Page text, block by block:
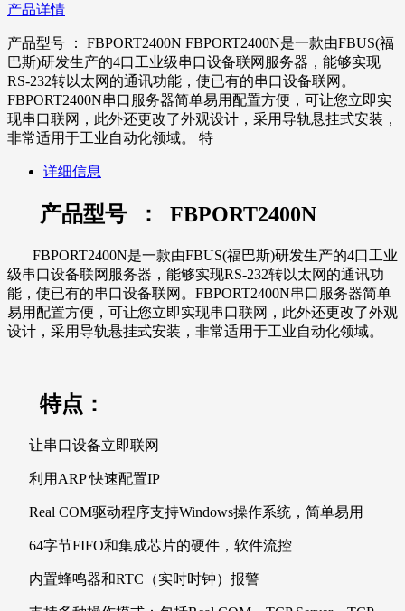
产品详情
产品型号 ： FBPORT2400N FBPORT2400N是一款由FBUS(福
巴斯)研发生产的4口工业级串口设备联网服务器，能够实现
RS-232转以太网的通讯功能，使已有的串口设备联网。
FBPORT2400N串口服务器简单易用配置方便，可让您立即实
现串口联网，此外还更改了外观设计，采用导轨悬挂式安装，
非常适用于工业自动化领域。 特
详细信息
产品型号 ： FBPORT2400N
FBPORT2400N是一款由FBUS(福巴斯)研发生产的4口工业
级串口设备联网服务器，能够实现RS-232转以太网的通讯功
能，使已有的串口设备联网。FBPORT2400N串口服务器简单
易用配置方便，可让您立即实现串口联网，此外还更改了外观
设计，采用导轨悬挂式安装，非常适用于工业自动化领域。
特点：
让串口设备立即联网
利用ARP 快速配置IP
Real COM驱动程序支持Windows操作系统，简单易用
64字节FIFO和集成芯片的硬件，软件流控
内置蜂鸣器和RTC（实时时钟）报警